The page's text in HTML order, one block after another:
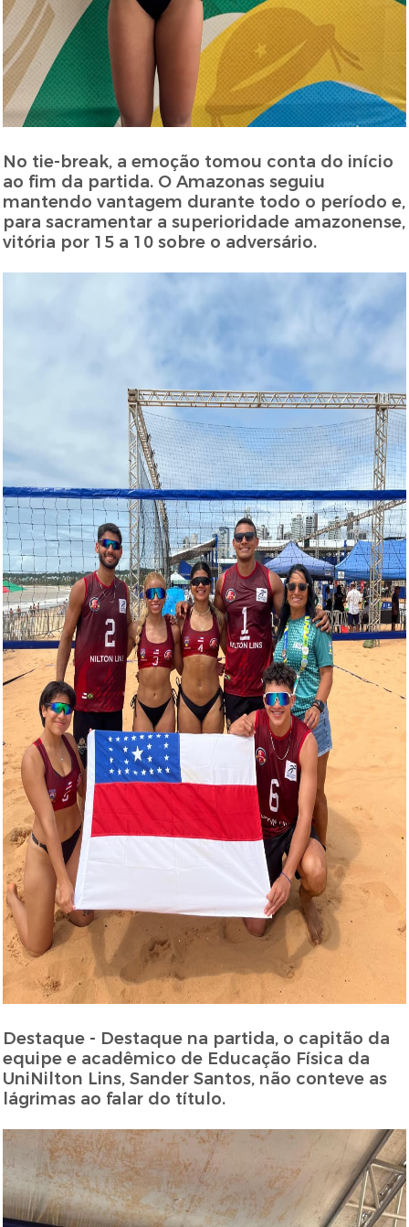
No tie-break, a emoção tomou conta do início
ao fim da partida. O Amazonas seguiu
mantendo vantagem durante todo o período e,
para sacramentar a superioridade amazonense,
vitória por 15 a 10 sobre o adversário.
Destaque - Destaque na partida, o capitão da
equipe e acadêmico de Educação Física da
UniNilton Lins, Sander Santos, não conteve as
lágrimas ao falar do título.